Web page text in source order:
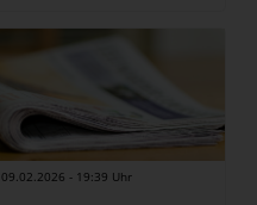
09.02.2026 - 19:39 Uhr